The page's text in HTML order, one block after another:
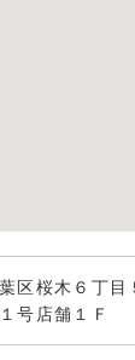
区桜木６丁目
号店舗１Ｆ